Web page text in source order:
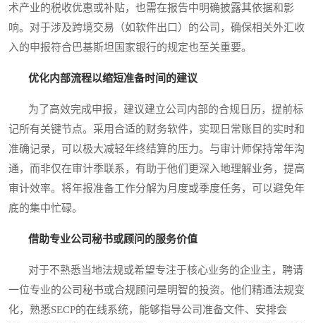
术产业的税收优惠或补贴，也需在报告中明确披露其依据和影
响。对于涉及跨境交易（如软件出口）的公司，确保相关外汇收
入的申报符合巴基斯坦国家银行的规定也至关重要。
优化内部流程以缩短准备时间的建议
为了高效完成申报，建议建立公司内部的合规日历，提前标
记所有关键节点。采用合适的财务软件，实现日常账目的实时和
准确记录，可以极大减轻年终结算的压力。与审计师保持常年沟
通，而非仅在审计季联系，有助于他们更深入地理解业务，提高
审计效率。将年报准备工作分解为月度或季度任务，可以避免年
底的集中忙碌。
借助专业公司秘书或顾问的服务价值
对于不熟悉当地法规或希望专注于核心业务的企业主，聘请
一位专业的公司秘书或合规顾问是明智的投资。他们精通法规变
化，熟悉SECP的在线系统，能够指导公司准备文件、安排会